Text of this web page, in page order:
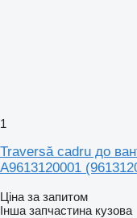
1
Traversă cadru до
A9613120001
Ціна за запитом
Інша запчастина кузова